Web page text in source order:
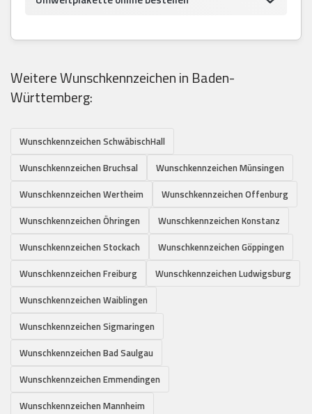
Weitere Wunschkennzeichen in Baden-
Württemberg:
Wunschkennzeichen SchwäbischHall
Wunschkennzeichen Bruchsal
Wunschkennzeichen Münsingen
Wunschkennzeichen Wertheim
Wunschkennzeichen Offenburg
Wunschkennzeichen Öhringen
Wunschkennzeichen Konstanz
Wunschkennzeichen Stockach
Wunschkennzeichen Göppingen
Wunschkennzeichen Freiburg
Wunschkennzeichen Ludwigsburg
Wunschkennzeichen Waiblingen
Wunschkennzeichen Sigmaringen
Wunschkennzeichen Bad Saulgau
Wunschkennzeichen Emmendingen
Wunschkennzeichen Mannheim